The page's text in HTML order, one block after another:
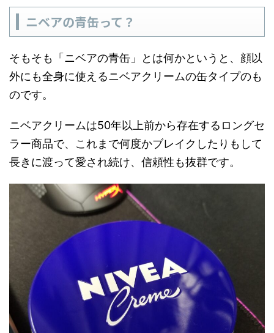
ニベアの青缶って？
そもそも「ニベアの青缶」とは何かというと、顔以
外にも全身に使えるニベアクリームの缶タイプのも
のです。
ニベアクリームは50年以上前から存在するロングセ
ラー商品で、これまで何度かブレイクしたりもして
長きに渡って愛され続け、信頼性も抜群です。